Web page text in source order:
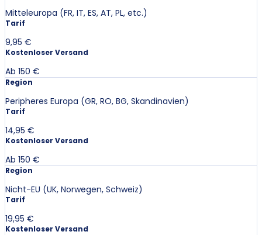
Mitteleuropa (FR, IT, ES, AT, PL, etc.)
Tarif
9,95 €
Kostenloser Versand
Ab 150 €
Region
Peripheres Europa (GR, RO, BG, Skandinavien)
Tarif
14,95 €
Kostenloser Versand
Ab 150 €
Region
Nicht-EU (UK, Norwegen, Schweiz)
Tarif
19,95 €
Kostenloser Versand